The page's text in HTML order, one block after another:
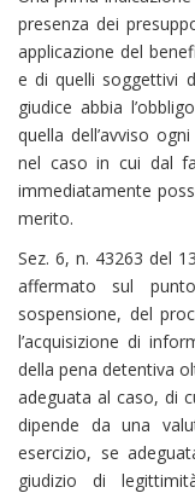
presenza dei
applicazione del
e di quelli soggettivi
giudice abbia
quella dell’avviso
nel caso in cui dal
immediatamente
merito.
Sez. 6, n. 43263 del
affermato sul
sospensione, del
l’acquisizione di
della pena detentiva
adeguata al caso, di
dipende da una
esercizio, se
giudizio di